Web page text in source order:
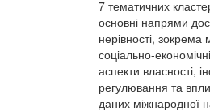
7 тематичних
основні напрями
нерівності,
соціально-
аспекти власності,
регулювання та
даних міжнародної